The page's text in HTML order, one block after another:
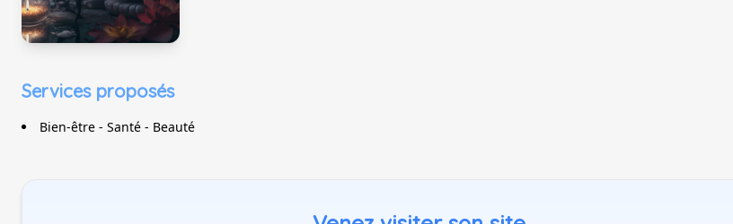
Services proposés
Bien-être - Santé - Beauté